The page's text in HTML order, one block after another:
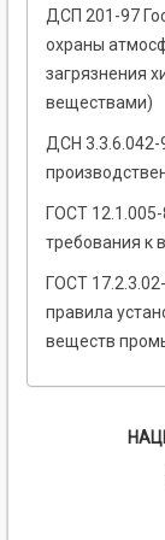
ДСП 201-97
охраны
загрязнения
веществами)
ДСН
ГОСТ
требования к
ГОСТ
правила
веществ